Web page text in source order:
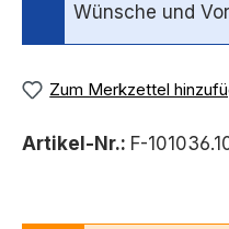
Wünsche und
Zum Merkzettel
Artikel-Nr.: F-